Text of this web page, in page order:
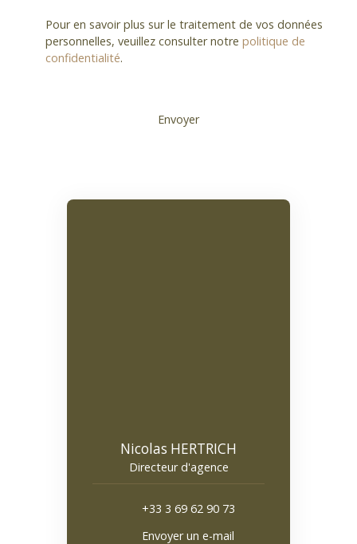
Pour en savoir plus sur le traitement de vos données
personnelles, veuillez consulter notre politique de
confidentialité.
Envoyer
Nicolas HERTRICH
Directeur d'agence
+33 3 69 62 90 73
Envoyer un e-mail